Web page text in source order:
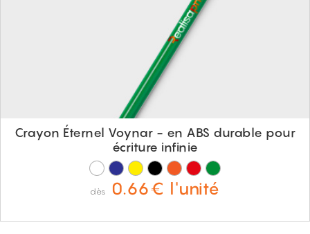
Crayon Éternel Voynar - en ABS durable pour
écriture infinie
dès 0.66€ l'unité